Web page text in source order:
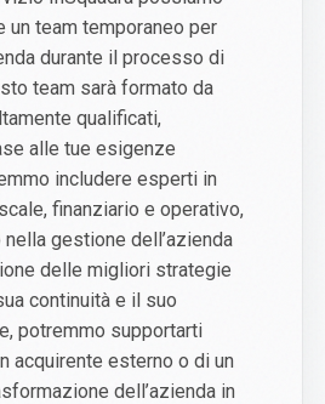
un team temporaneo per
durante il processo di
team sarà formato da
qualificati,
alle tue esigenze
includere esperti in
finanziario e operativo,
gestione dell’azienda
delle migliori strategie
continuità e il suo
potremmo supportarti
acquirente esterno o di un
dell’azienda in